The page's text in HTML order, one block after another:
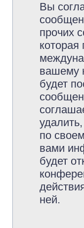
Вы
прочих
которая
вашему
будет
по
вами
будет
ней.